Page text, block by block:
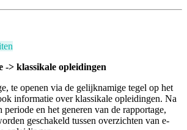
> klassikale opleidingen
te openen via de gelijknamige tegel op het
informatie over klassikale opleidingen. Na
periode en het generen van de rapportage,
geschakeld tussen overzichten van e-